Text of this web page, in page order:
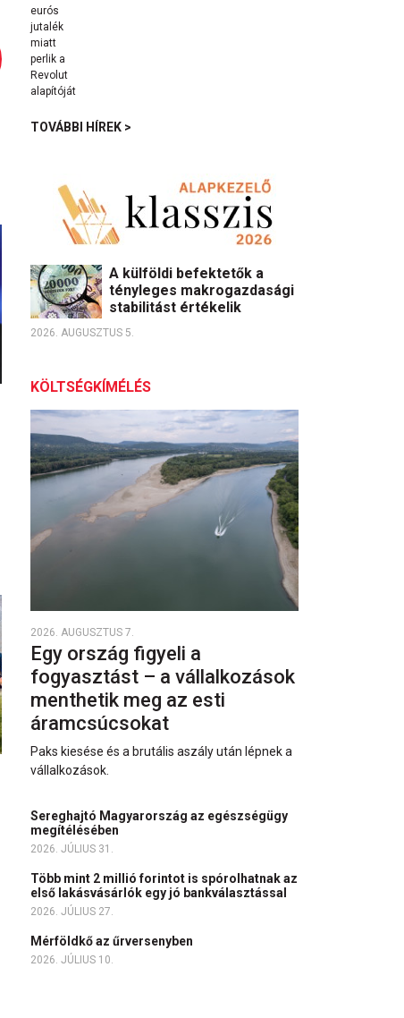
TOVÁBBI HÍREK >
A külföldi befektetők a
tényleges makrogazdasági
stabilitást értékelik
2026. AUGUSZTUS 5.
KÖLTSÉGKÍMÉLÉS
2026. AUGUSZTUS 7.
Egy ország figyeli a
fogyasztást – a vállalkozások
menthetik meg az esti
áramcsúcsokat
Paks kiesése és a brutális aszály után lépnek a
vállalkozások.
Sereghajtó Magyarország az egészségügy
megítélésében
2026. JÚLIUS 31.
Több mint 2 millió forintot is spórolhatnak az
első lakásvásárlók egy jó bankválasztással
2026. JÚLIUS 27.
Mérföldkő az űrversenyben
2026. JÚLIUS 10.